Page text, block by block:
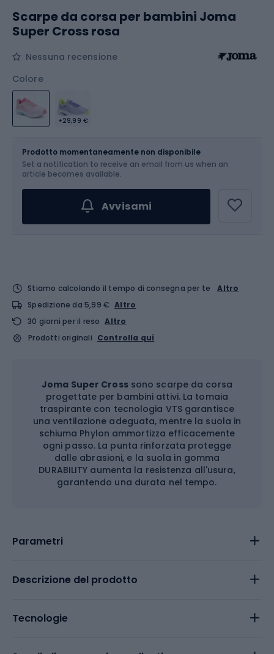
Scarpe da corsa per bambini Joma
Super Cross rosa
Nessuna recensione
Colore
+29,99 €
Scegli un'opzione...
Prodotto momentaneamente non disponibile
Set a notification to receive an email from us when an
article becomes available.
Avvisami
Stiamo calcolando il tempo di consegna per te
Altro
Spedizione da 5,99 € Altro
30 giorni per il reso Altro
Prodotti originali Controlla qui
Joma Super Crosssono scarpe da corsa
progettate per bambini attivi. La tomaia
traspirante con tecnologia VTS garantisce
una ventilazione adeguata, mentre la suola in
schiuma Phylon ammortizza efficacemente
ogni passo. La punta rinforzata protegge
dalle abrasioni, e la suola in gomma
DURABILITY aumenta la resistenza all'usura,
garantendo una durata nel tempo.
Parametri
Descrizione del prodotto
Tecnologie